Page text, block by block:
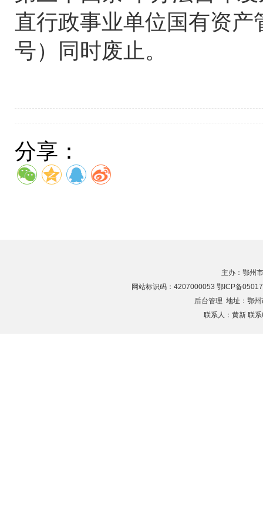
直行政事业单位国有资产
号）同时废止。
分享：
主办：鄂州
网站标识码：4207000053 鄂ICP备
后台管理 地址：鄂
联系人：黄新 联